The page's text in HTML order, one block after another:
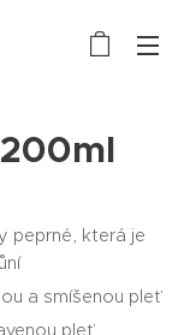
peprné, která je
a smíšenou pleť
pleť